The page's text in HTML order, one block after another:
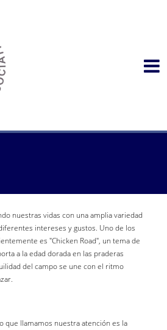
nuestras vidas con una amplia variedad
intereses y gustos. Uno de los
es "Chicken Road", un tema de
a la edad dorada en las praderas
del campo se une con el ritmo
que llamamos nuestra atención es la